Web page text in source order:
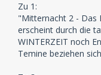
mfg
Zu 1:
"Mitternacht 2 - Das
erscheint durch die
WINTERZEIT noch
Temine beziehen